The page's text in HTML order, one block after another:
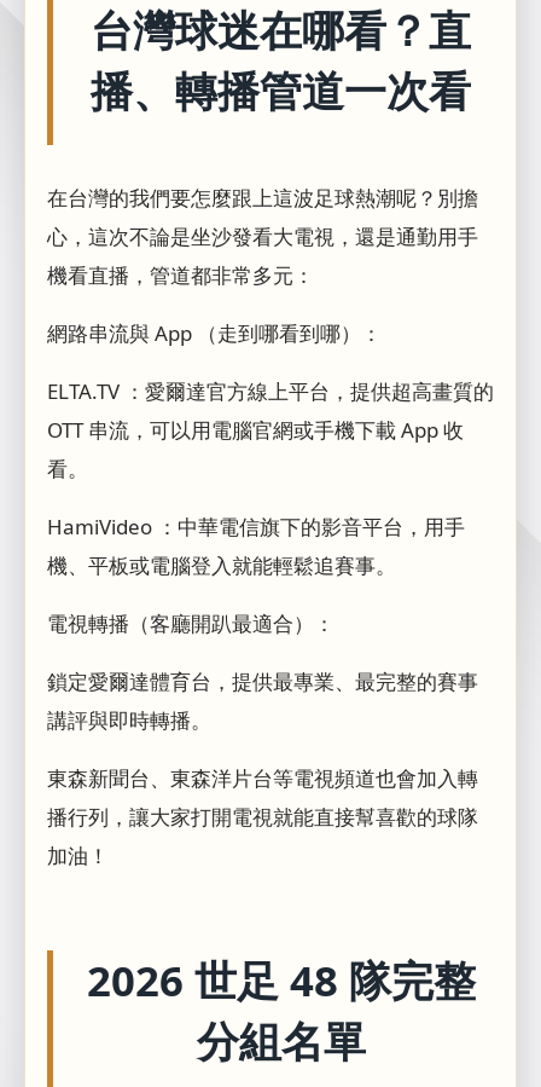
台灣球迷在哪看？直
播、轉播管道一次看
在台灣的我們要怎麼跟上這波足球熱潮呢？別擔
心，這次不論是坐沙發看大電視，還是通勤用手
機看直播，管道都非常多元：
網路串流與 App （走到哪看到哪）：
ELTA.TV ：愛爾達官方線上平台，提供超高畫質的
OTT 串流，可以用電腦官網或手機下載 App 收
看。
HamiVideo ：中華電信旗下的影音平台，用手
機、平板或電腦登入就能輕鬆追賽事。
電視轉播（客廳開趴最適合）：
鎖定愛爾達體育台，提供最專業、最完整的賽事
講評與即時轉播。
東森新聞台、東森洋片台等電視頻道也會加入轉
播行列，讓大家打開電視就能直接幫喜歡的球隊
加油！
2026 世足 48 隊完整
分組名單